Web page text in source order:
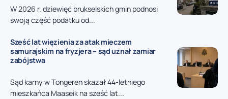
W 2026 r. dziewięć brukselskich gmin podnosi
swoją część podatku od...
Sześć lat więzienia za atak mieczem
samurajskim na fryzjera – sąd uznał zamiar
zabójstwa
Sąd karny w Tongeren skazał 44-letniego
mieszkańca Maaseik na sześć lat...